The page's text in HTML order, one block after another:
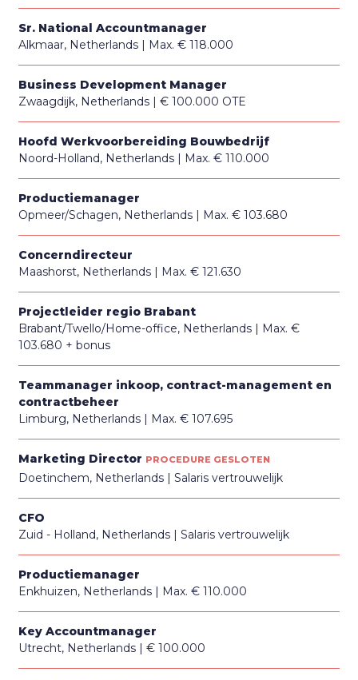
Sr. National Accountmanager
Alkmaar, Netherlands
Max. € 118.000
Business Development Manager
Zwaagdijk, Netherlands
€ 100.000 OTE
Hoofd Werkvoorbereiding Bouwbedrijf
Noord-Holland, Netherlands
Max. € 110.000
Productiemanager
Opmeer/Schagen, Netherlands
Max. € 103.680
Concerndirecteur
Maashorst, Netherlands
Max. € 121.630
Projectleider regio Brabant
Brabant/Twello/Home-office, Netherlands
Max. €
103.680 + bonus
Teammanager inkoop, contract-management en
contractbeheer
Limburg, Netherlands
Max. € 107.695
Marketing Director PROCEDURE GESLOTEN
Doetinchem, Netherlands Salaris vertrouwelijk
CFO
Zuid - Holland, Netherlands
Salaris vertrouwelijk
Productiemanager
Enkhuizen, Netherlands
Max. € 110.000
Key Accountmanager
Utrecht, Netherlands
€ 100.000